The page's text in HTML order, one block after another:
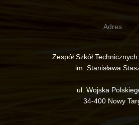
Adres
Zespół Szkół
im. Stanisława
ul. Wojska
34-400 Nowy